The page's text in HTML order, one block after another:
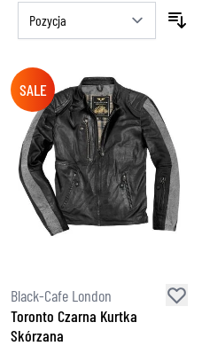
SALE
Black-Cafe London
Toronto Czarna Kurtka
Skórzana